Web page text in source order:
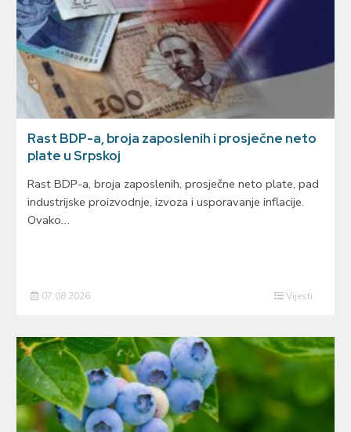
Rast BDP-a, broja zaposlenih i prosječne neto
plate u Srpskoj
Rast BDP-a, broja zaposlenih, prosječne neto plate, pad
industrijske proizvodnje, izvoza i usporavanje inflacije.
Ovako…
07.08.2026 Vijesti